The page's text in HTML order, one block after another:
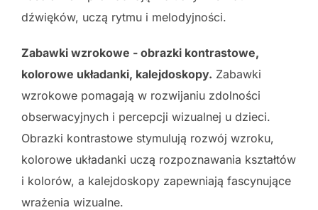
dźwięków, uczą rytmu i melodyjności.
Zabawki wzrokowe - obrazki kontrastowe,
kolorowe układanki, kalejdoskopy. Zabawki
wzrokowe pomagają w rozwijaniu zdolności
obserwacyjnych i percepcji wizualnej u dzieci.
Obrazki kontrastowe stymulują rozwój wzroku,
kolorowe układanki uczą rozpoznawania kształtów
i kolorów, a kalejdoskopy zapewniają fascynujące
wrażenia wizualne.